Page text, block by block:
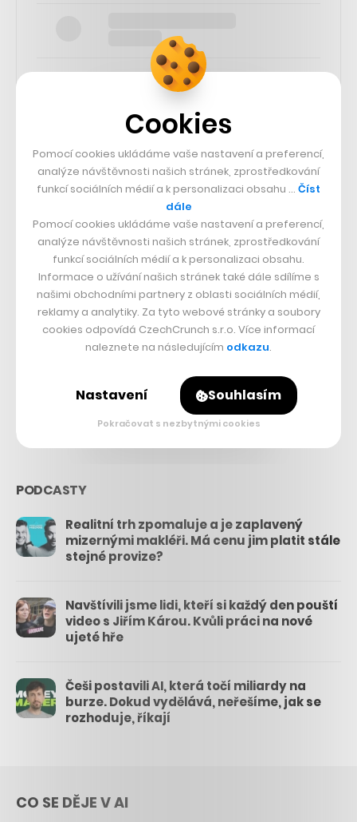
73k
25k
65k
56.4k
PODCASTY
Realitní trh zpomaluje a je zaplavený
mizernými makléři. Má cenu jim platit stále
stejné provize?
Navštívili jsme lidi, kteří si každý den pouští
video s Jiřím Károu. Kvůli práci na nové
ujeté hře
Češi postavili AI, která točí miliardy na
burze. Dokud vydělává, neřešíme, jak se
rozhoduje, říkají
CO SE DĚJE V AI
Cookies
Pomocí cookies ukládáme vaše nastavení a preferencí,
analýze návštěvnosti našich stránek, zprostředkování
funkcí sociálních médií a k personalizaci obsahu … Číst
dále
Pomocí cookies ukládáme vaše nastavení a preferencí,
analýze návštěvnosti našich stránek, zprostředkování
funkcí sociálních médií a k personalizaci obsahu.
Informace o užívání našich stránek také dále sdílíme s
našimi obchodními partnery z oblasti sociálních médií,
reklamy a analytiky. Za tyto webové stránky a soubory
cookies odpovídá CzechCrunch s.r.o. Více informací
naleznete na následujícím odkazu.
Nastavení Souhlasím
Pokračovat s nezbytnými cookies